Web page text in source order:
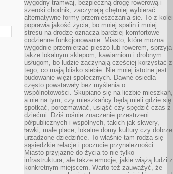
wygodny tramwaj, bezpieczną drogę rowerową i
szeroki chodnik, zaczynają chętniej wybierać
alternatywne formy przemieszczania się. To z kolei
poprawia jakość życia, bo mniej spalin i mniej
stresu na drodze oznacza bardziej komfortowe
codzienne funkcjonowanie. Miasto, które można
wygodnie przemierzać pieszo lub rowerem, sprzyja
także lokalnym sklepom, kawiarniom i drobnym
usługom, bo ludzie zaczynają częściej korzystać z
tego, co mają blisko siebie. Nie mniej istotne jest
budowanie więzi społecznych. Dawne osiedla
często powstawały bez myślenia o
wspólnotowości. Skupiano się na liczbie mieszkań,
a nie na tym, czy mieszkańcy będą mieli gdzie się
spotkać, porozmawiać, usiąść czy spędzić czas z
dziećmi. Dziś rośnie znaczenie przestrzeni
półpublicznych i wspólnych, takich jak skwery,
ławki, małe place, lokalne domy kultury czy dobrze
urządzone dziedzińce. To właśnie tam rodzą się
sąsiedzkie relacje i poczucie przynależności.
Miasto przyjazne do życia to nie tylko
infrastruktura, ale także emocje, jakie wiążą ludzi z
konkretnym miejscem. Warto też zauważyć, że